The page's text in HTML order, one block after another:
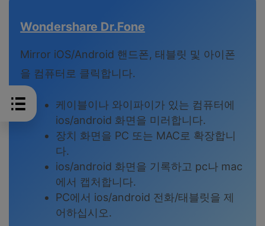
Wondershare Dr.Fone
Mirror iOS/Android 핸드폰, 태블릿 및 아이폰
을 컴퓨터로 클릭합니다.
케이블이나 와이파이가 있는 컴퓨터에
ios/android 화면을 미러합니다.
장치 화면을 PC 또는 MAC로 확장합니
다.
ios/android 화면을 기록하고 pc나 mac
에서 캡처합니다.
PC에서 ios/android 전화/태블릿을 제
어하십시오.